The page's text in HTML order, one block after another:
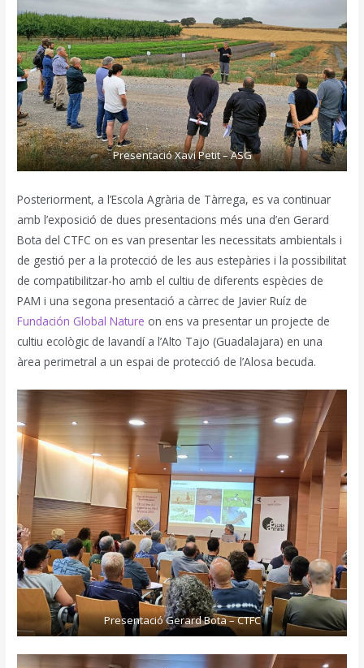
Presentació Xavi Petit – ASG
Posteriorment, a l’Escola Agrària de Tàrrega, es va continuar
amb l’exposició de dues presentacions més una d’en Gerard
Bota del CTFC on es van presentar les necessitats ambientals i
de gestió per a la protecció de les aus estepàries i la possibilitat
de compatibilitzar-ho amb el cultiu de diferents espècies de
PAM i una segona presentació a càrrec de Javier Ruíz de
Fundación Global Nature on ens va presentar un projecte de
cultiu ecològic de lavandí a l’Alto Tajo (Guadalajara) en una
àrea perimetral a un espai de protecció de l’Alosa becuda.
Presentació Gerard Bota – CTFC